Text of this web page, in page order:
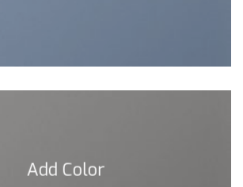
Add Color